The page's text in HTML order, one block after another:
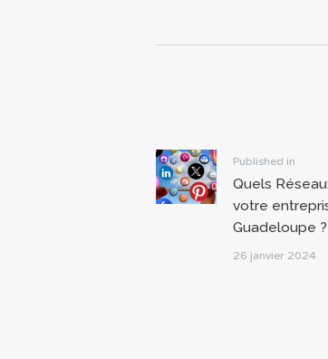
l’article
Published in
post:
Quels
votre
Guadeloupe ?
26 janvier 2024